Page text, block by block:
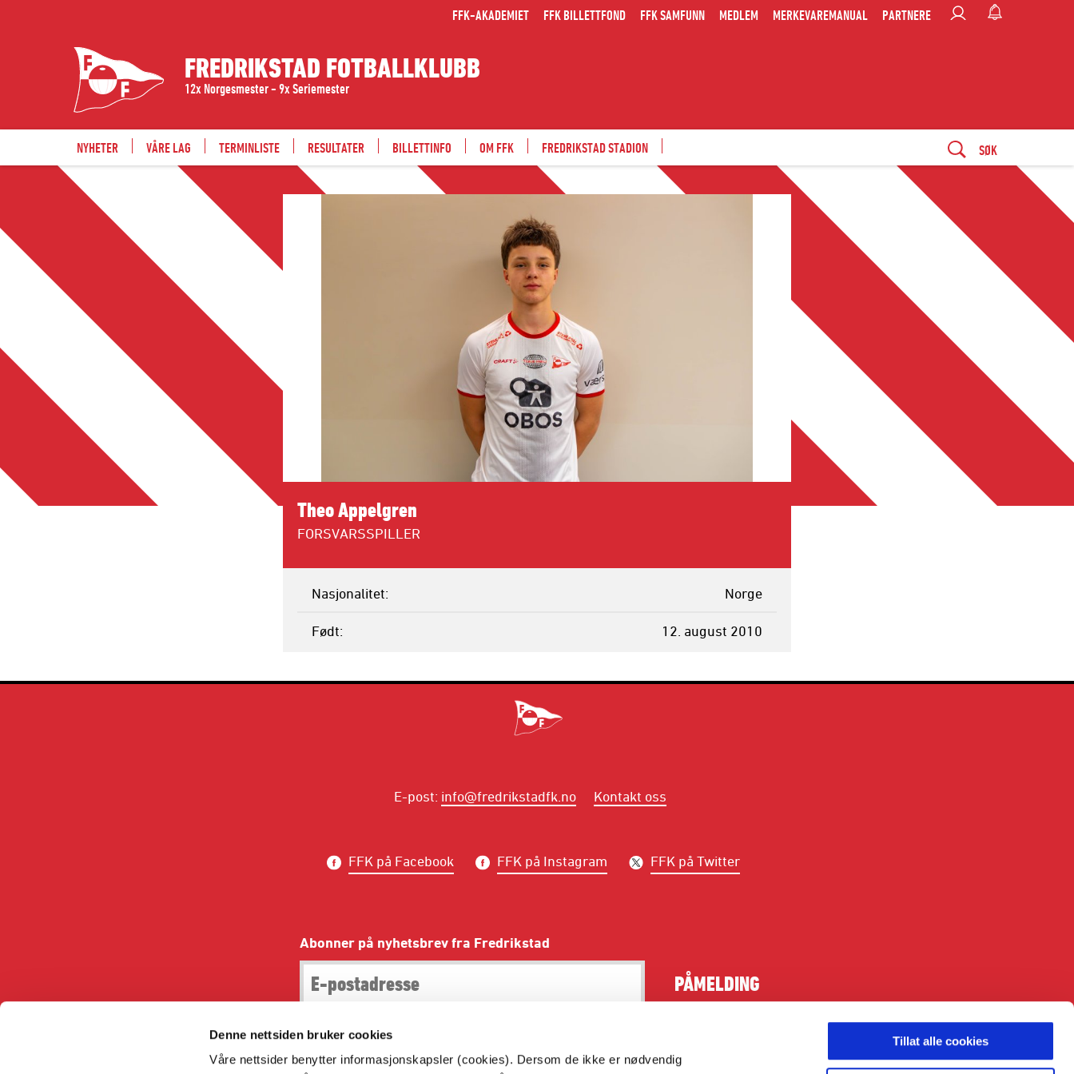
Denne nettsiden bruker cookies
Våre nettsider benytter informasjonskapsler (cookies). Dersom de ikke er nødvendig
Tillat alle cookies
FFK-AKADEMIET FFK BILLETTFOND FFK SAMFUNN MEDLEM MERKEVAREMANUAL PARTNERE
FREDRIKSTAD FOTBALLKLUBB
12x Norgesmester - 9x Seriemester
NYHETER VÅRE LAG TERMINLISTE RESULTATER BILLETTINFO OM FFK FREDRIKSTAD STADION SØK
Theo Appelgren
FORSVARSSPILLER
Nasjonalitet Norge
Født 12. august 2010
E-post: info@fredrikstadfk.no Kontakt oss
FFK på Facebook FFK på Instagram FFK på Twitter
Abonner på nyhetsbrev fra Fredrikstad
PÅMELDING
Dette er Fredrikstad Fotballklubbs offisielle hjemmeside.